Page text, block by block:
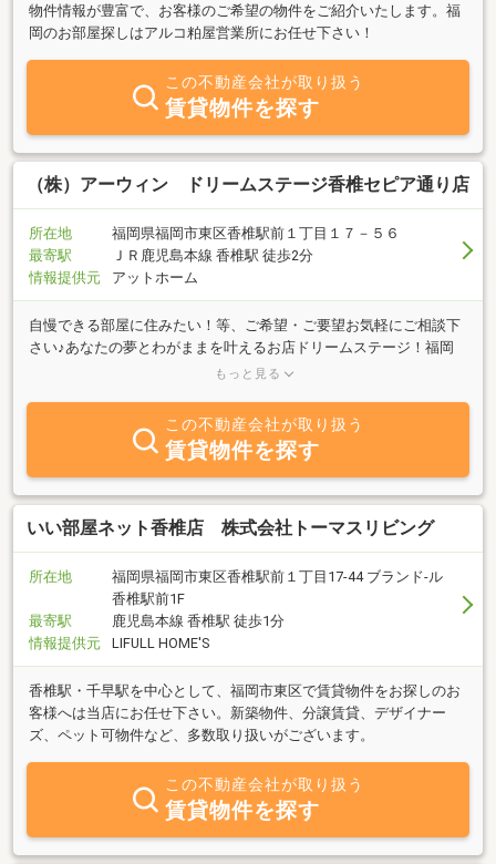
物件情報が豊富で、お客様のご希望の物件をご紹介いたします。福
岡のお部屋探しはアルコ粕屋営業所にお任せ下さい！
この不動産会社が取り扱う
賃貸物件を探す
（株）アーウィン ドリームステージ香椎セピア通り店
所在地
福岡県福岡市東区香椎駅前１丁目１７－５６
最寄駅
ＪＲ鹿児島本線 香椎駅 徒歩2分
情報提供元
アットホーム
自慢できる部屋に住みたい！等、ご希望・ご要望お気軽にご相談下
さい♪あなたの夢とわがままを叶えるお店ドリームステージ！福岡
一楽しいお部屋探しをモットーにご来店時お客様が楽しんでいただ
もちろん相談だけも大歓迎！ 法人契約可能の物件も多数取り揃えて
おります☆人気なリノベーション・ペット可・デザイナーズもあり
ます☆ 公式LINEもあるのでお気軽にお部屋のお問い合わせやご来店
予約でお問い合わせください♪♪詳しくはホームページより☆またお
友達ご紹介頂きますと豪華なプレゼントが!!!是非詳細はお問い合わ
せください♪
もっと見る
この不動産会社が取り扱う
賃貸物件を探す
いい部屋ネット香椎店 株式会社トーマスリビング
所在地
福岡県福岡市東区香椎駅前１丁目17-44 ブランド‐ル
香椎駅前1F
最寄駅
鹿児島本線 香椎駅 徒歩1分
情報提供元
LIFULL HOME'S
香椎駅・千早駅を中心として、福岡市東区で賃貸物件をお探しのお
客様へは当店にお任せ下さい。新築物件、分譲賃貸、デザイナー
ズ、ペット可物件など、多数取り扱いがございます。
この不動産会社が取り扱う
賃貸物件を探す